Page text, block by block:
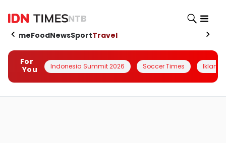
NTB
HomeFoodNewsSportTravel
For
You
Indonesia Summit 2026 Soccer Times Iklanin